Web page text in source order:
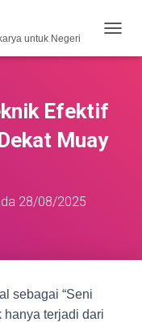
untuk Negeri
O
Efektif
Muay
28/08/2025
sebagai “Seni
hanya terjadi dari